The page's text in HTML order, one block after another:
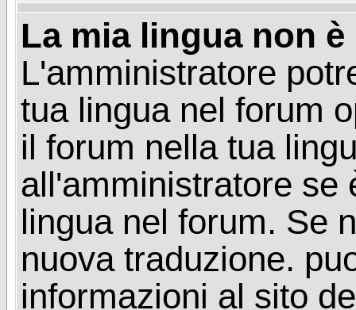
La mia lingua non
L'amministratore
tua lingua nel forum
il forum nella tua
all'amministratore se
lingua nel forum. Se
nuova traduzione.
informazioni al sito